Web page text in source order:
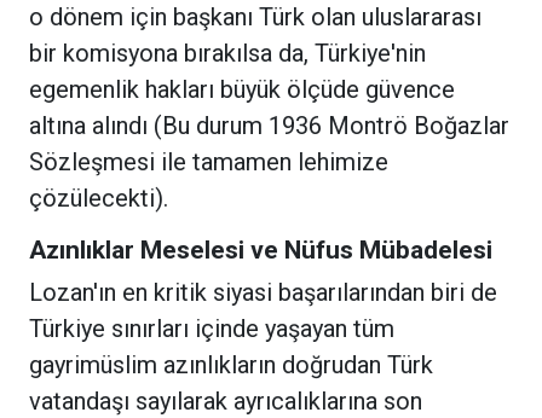
o dönem için başkanı Türk olan uluslararası
bir komisyona bırakılsa da, Türkiye'nin
egemenlik hakları büyük ölçüde güvence
altına alındı (Bu durum 1936 Montrö Boğazlar
Sözleşmesi ile tamamen lehimize
çözülecekti).
Azınlıklar Meselesi ve Nüfus Mübadelesi
Lozan'ın en kritik siyasi başarılarından biri de
Türkiye sınırları içinde yaşayan tüm
gayrimüslim azınlıkların doğrudan Türk
vatandaşı sayılarak ayrıcalıklarına son